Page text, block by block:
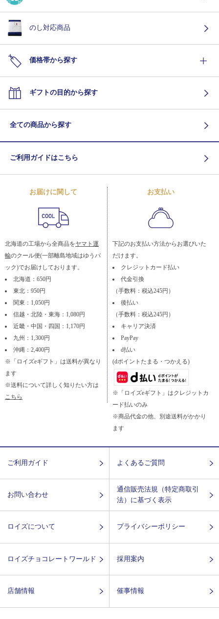
のし対応商品
価格帯から探す
ギフトの目的から探す
全ての商品から探す
ご利用ガイドはこちら
お届けに関して
北海道の工場から全商品をヤマト運
輸のクール便(一部離島地域はゆうパ
ック)でお届けしております。
北海道：650円
東北：950円
関東：1,050円
信越・北陸・東海：1,080円
近畿・中国・四国：1,170円
九州：1,300円
沖縄：2,400円
※「ロイズeギフト」は送料が異なり
ます
※送料について詳しく知りたい方は
こちら
お支払い
下記のお支払い方法からお選びいた
だけます。
クレジットカード払い
代金引換
（手数料：税込245円）
後払い
（手数料：税込245円）
キャリア決済
PayPay
d払い
(dポイントたまる・つかえる)
※「ロイズeギフト」はクレジットカ
ード払いのみ
※商品代金の他、別途送料がかかり
ます
ご利用ガイド よくあるご質問
お問い合わせ
通信販売法規（特定商取引
法）に基づく表示
ロイズについて プライバシーポリシー
ロイズチョコレートワールド 採用案内
店舗情報 催事情報